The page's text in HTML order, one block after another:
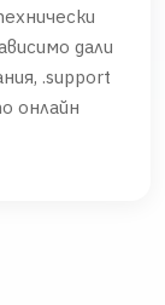
дали
.support
онлайн